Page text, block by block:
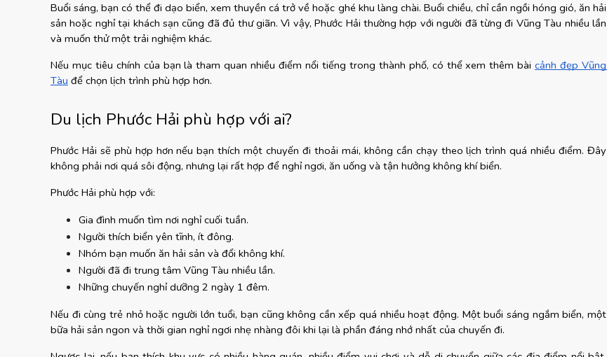
Buổi sáng, bạn có thể đi dạo biển, xem thuyền cá trở về hoặc ghé khu làng chài. Buổi chiều, chỉ cần ngồi hóng gió, ăn hải
sản hoặc nghỉ tại khách sạn cũng đã đủ thư giãn. Vì vậy, Phước Hải thường hợp với người đã từng đi Vũng Tàu nhiều lần
và muốn thử một trải nghiệm khác.
Nếu mục tiêu chính của bạn là tham quan nhiều điểm nổi tiếng trong thành phố, có thể xem thêm bài cảnh đẹp Vũng
Tàu để chọn lịch trình phù hợp hơn.
Du lịch Phước Hải phù hợp với ai?
Phước Hải sẽ phù hợp hơn nếu bạn thích một chuyến đi thoải mái, không cần chạy theo lịch trình quá nhiều điểm. Đây
không phải nơi quá sôi động, nhưng lại rất hợp để nghỉ ngơi, ăn uống và tận hưởng không khí biển.
Phước Hải phù hợp với:
Gia đình muốn tìm nơi nghỉ cuối tuần.
Người thích biển yên tĩnh, ít đông.
Nhóm bạn muốn ăn hải sản và đổi không khí.
Người đã đi trung tâm Vũng Tàu nhiều lần.
Những chuyến nghỉ dưỡng 2 ngày 1 đêm.
Nếu đi cùng trẻ nhỏ hoặc người lớn tuổi, bạn cũng không cần xếp quá nhiều hoạt động. Một buổi sáng ngắm biển, một
bữa hải sản ngon và thời gian nghỉ ngơi nhẹ nhàng đôi khi lại là phần đáng nhớ nhất của chuyến đi.